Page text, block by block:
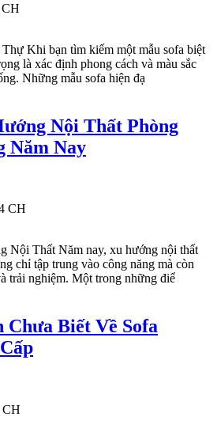
CH
Khi bạn tìm kiếm một mẫu sofa biệt
là xác định phong cách và màu sắc
Những mẫu sofa hiện đạ
Nội Thất Phòng
Năm Nay
CH
Nội Thất Năm nay, xu hướng nội thất
chỉ tập trung vào công năng mà còn
trải nghiệm. Một trong những điể
Biết Về Sofa
CH